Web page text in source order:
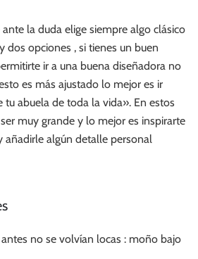
la duda elige siempre algo clásico
dos opciones , si tienes un buen
ir a una buena diseñadora no
es más ajustado lo mejor es ir
abuela de toda la vida». En estos
muy grande y lo mejor es inspirarte
añadirle algún detalle personal
no se volvían locas : moño bajo